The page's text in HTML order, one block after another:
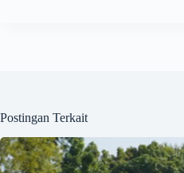
Postingan Terkait